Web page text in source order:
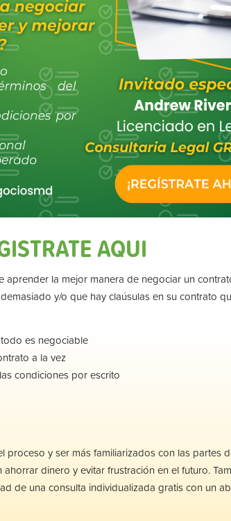
AQUI
aprender la mejor manera de negociar un
y/o que hay claúsulas en su contrato
es negociable
a la vez
condiciones por escrito
proceso y ser másfamiliarizadoscon las partes
ahorrardinero yevitarfrustraciónenelfuturo.
de una consulta individualizada gratiscon un